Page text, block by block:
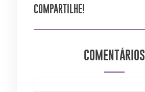
COMPARTILHE!
COMENTÁRIOS